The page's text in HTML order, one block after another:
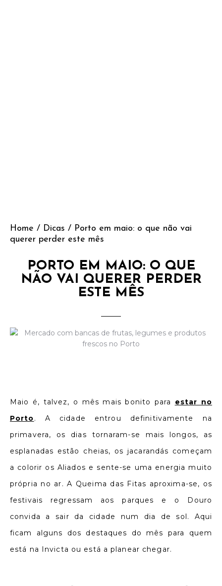
Home / Dicas / Porto em maio: o que não vai
querer perder este mês
PORTO EM MAIO: O QUE
NÃO VAI QUERER PERDER
ESTE MÊS
Maio é, talvez, o mês mais bonito para estar no
Porto. A cidade entrou definitivamente na
primavera, os dias tornaram-se mais longos, as
esplanadas estão cheias, os jacarandás começam
a colorir os Aliados e sente-se uma energia muito
própria no ar. A Queima das Fitas aproxima-se, os
festivais regressam aos parques e o Douro
convida a sair da cidade num dia de sol. Aqui
ficam alguns dos destaques do mês para quem
está na Invicta ou está a planear chegar.